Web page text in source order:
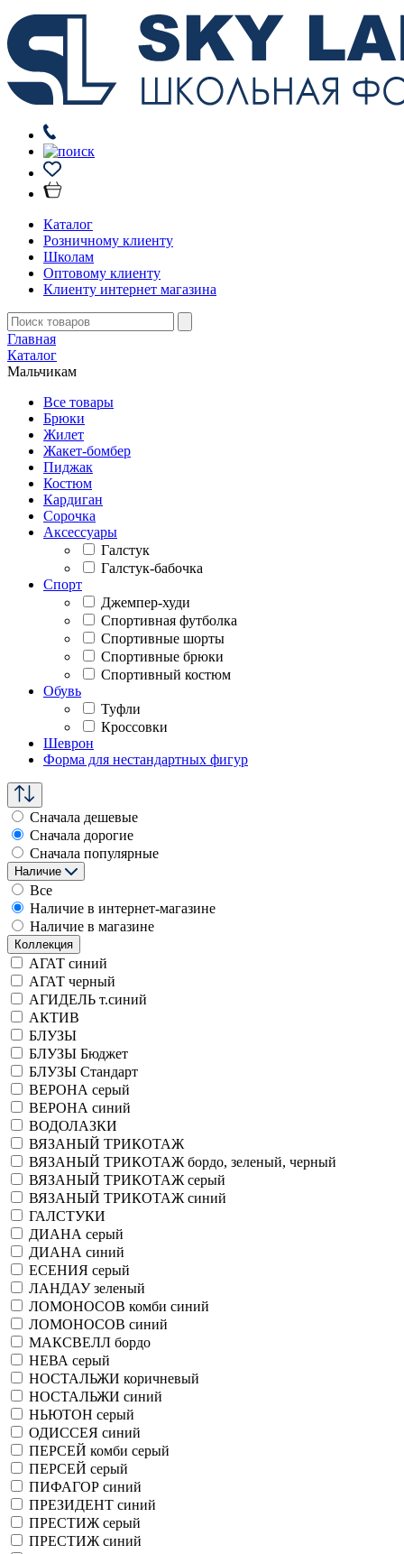
Каталог
Розничному клиенту
Школам
Оптовому клиенту
Клиенту интернет магазина
Главная
Каталог
Мальчикам
Все товары
Брюки
Жилет
Жакет-бомбер
Пиджак
Костюм
Кардиган
Сорочка
Аксессуары
Галстук
Галстук-бабочка
Спорт
Джемпер-худи
Спортивная футболка
Спортивные шорты
Спортивные брюки
Спортивный костюм
Обувь
Туфли
Кроссовки
Шеврон
Форма для нестандартных фигур
Сначала дешевые
Сначала дорогие
Сначала популярные
Наличие
Все
Наличие в интернет-магазине
Наличие в магазине
Коллекция
АГАТ синий
АГАТ черный
АГИДЕЛЬ т.синий
АКТИВ
БЛУЗЫ
БЛУЗЫ Бюджет
БЛУЗЫ Стандарт
ВЕРОНА серый
ВЕРОНА синий
ВОДОЛАЗКИ
ВЯЗАНЫЙ ТРИКОТАЖ
ВЯЗАНЫЙ ТРИКОТАЖ бордо, зеленый, черный
ВЯЗАНЫЙ ТРИКОТАЖ серый
ВЯЗАНЫЙ ТРИКОТАЖ синий
ГАЛСТУКИ
ДИАНА серый
ДИАНА синий
ЕСЕНИЯ серый
ЛАНДАУ зеленый
ЛОМОНОСОВ комби синий
ЛОМОНОСОВ синий
МАКСВЕЛЛ бордо
НЕВА серый
НОСТАЛЬЖИ коричневый
НОСТАЛЬЖИ синий
НЬЮТОН серый
ОДИССЕЯ синий
ПЕРСЕЙ комби серый
ПЕРСЕЙ серый
ПИФАГОР синий
ПРЕЗИДЕНТ синий
ПРЕСТИЖ серый
ПРЕСТИЖ синий